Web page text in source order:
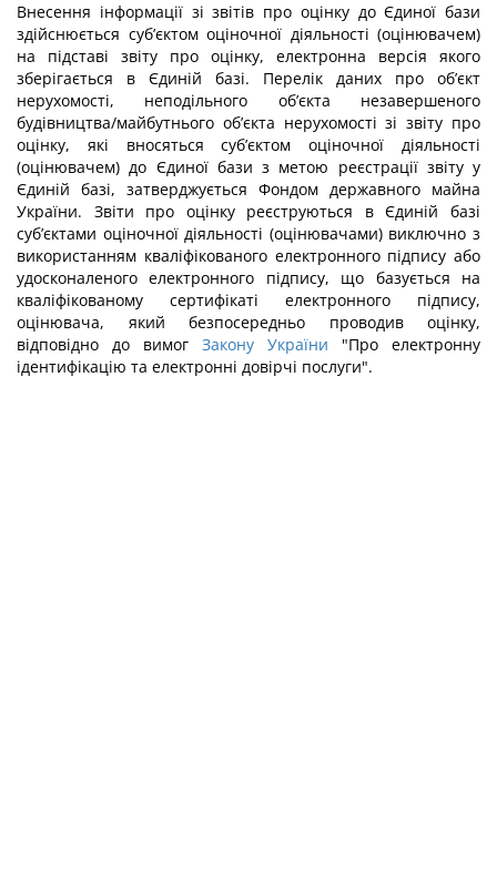
Внесення інформації зі звітів про оцінку до Єдиної бази
здійснюється суб’єктом оціночної діяльності (оцінювачем)
на підставі звіту про оцінку, електронна версія якого
зберігається в Єдиній базі. Перелік даних про об’єкт
нерухомості, неподільного об’єкта незавершеного
будівництва/майбутнього об’єкта нерухомості зі звіту про
оцінку, які вносяться суб’єктом оціночної діяльності
(оцінювачем) до Єдиної бази з метою реєстрації звіту у
Єдиній базі, затверджується Фондом державного майна
України. Звіти про оцінку реєструються в Єдиній базі
суб’єктами оціночної діяльності (оцінювачами) виключно з
використанням кваліфікованого електронного підпису або
удосконаленого електронного підпису, що базується на
кваліфікованому сертифікаті електронного підпису,
оцінювача, який безпосередньо проводив оцінку,
відповідно до вимог Закону України "Про електронну
ідентифікацію та електронні довірчі послуги".